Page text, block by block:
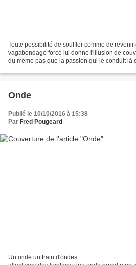
Toute possibilité de souffler comme de
vagabondage forcé lui donne l'illusion de
du même pas que la passion qui le conduit là
Onde
Publié le 10/10/2016 à 15:38
Par Fred Pougeard
Un onde un train d'ondes